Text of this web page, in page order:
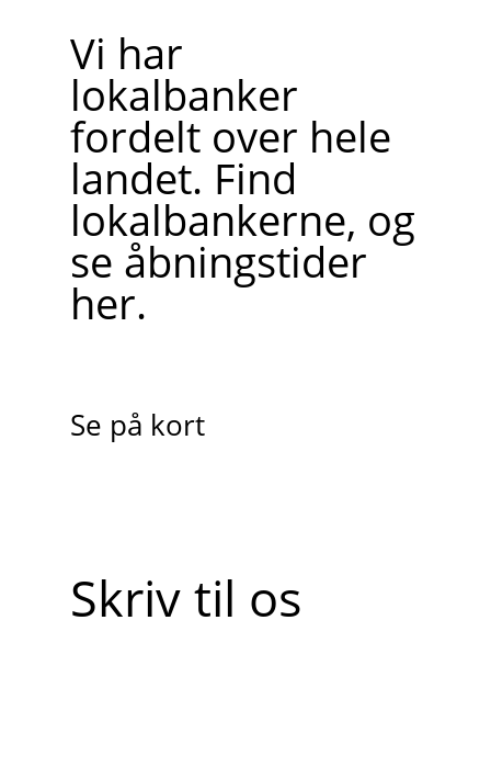
Vi har
lokalbanker
fordelt over hele
landet. Find
lokalbankerne, og
se åbningstider
her.
Se på kort
Skriv til os